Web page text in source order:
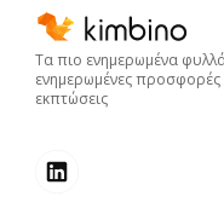
Τα πιο ενημερωμένα
ενημερωμένες προσφορές
εκπτώσεις